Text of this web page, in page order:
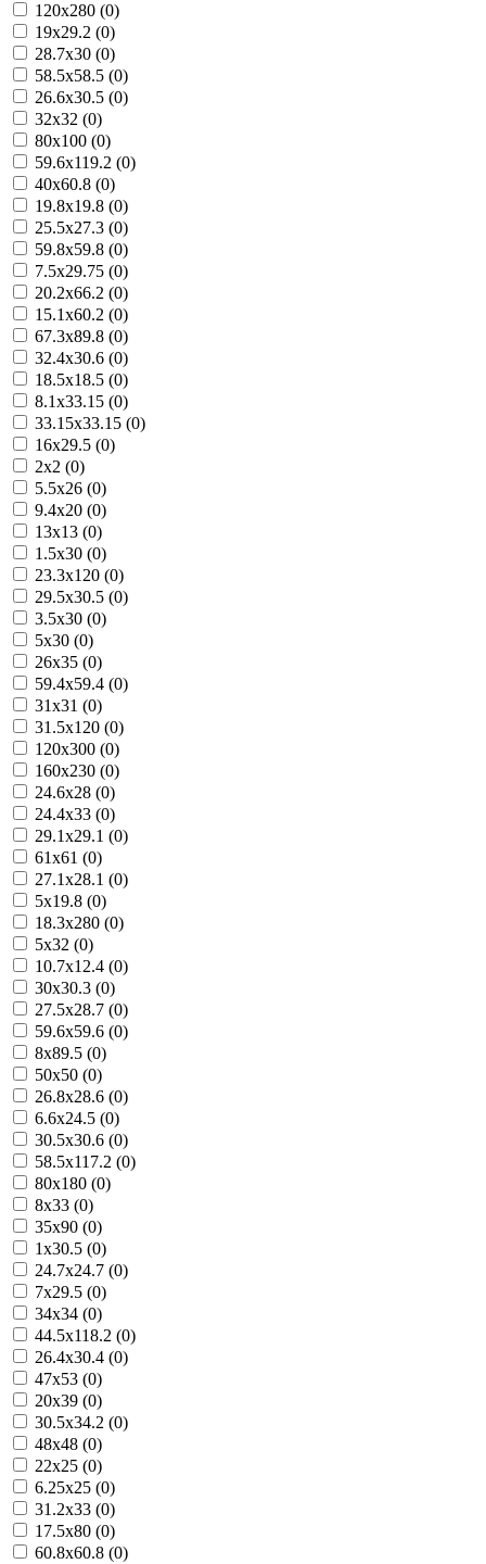
120x280 (0)
19x29.2 (0)
28.7x30 (0)
58.5x58.5 (0)
26.6x30.5 (0)
32x32 (0)
80x100 (0)
59.6x119.2 (0)
40x60.8 (0)
19.8x19.8 (0)
25.5x27.3 (0)
59.8x59.8 (0)
7.5x29.75 (0)
20.2x66.2 (0)
15.1x60.2 (0)
67.3x89.8 (0)
32.4x30.6 (0)
18.5x18.5 (0)
8.1x33.15 (0)
33.15x33.15 (0)
16x29.5 (0)
2x2 (0)
5.5x26 (0)
9.4x20 (0)
13x13 (0)
1.5x30 (0)
23.3x120 (0)
29.5x30.5 (0)
3.5x30 (0)
5x30 (0)
26x35 (0)
59.4x59.4 (0)
31x31 (0)
31.5x120 (0)
120x300 (0)
160x230 (0)
24.6x28 (0)
24.4x33 (0)
29.1x29.1 (0)
61x61 (0)
27.1x28.1 (0)
5x19.8 (0)
18.3x280 (0)
5x32 (0)
10.7x12.4 (0)
30x30.3 (0)
27.5x28.7 (0)
59.6x59.6 (0)
8x89.5 (0)
50x50 (0)
26.8x28.6 (0)
6.6x24.5 (0)
30.5x30.6 (0)
58.5x117.2 (0)
80x180 (0)
8x33 (0)
35x90 (0)
1x30.5 (0)
24.7x24.7 (0)
7x29.5 (0)
34x34 (0)
44.5x118.2 (0)
26.4x30.4 (0)
47x53 (0)
20x39 (0)
30.5x34.2 (0)
48x48 (0)
22x25 (0)
6.25x25 (0)
31.2x33 (0)
17.5x80 (0)
60.8x60.8 (0)